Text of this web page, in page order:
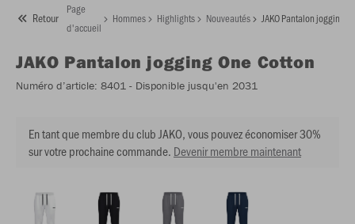
Retour
Page
d'accueil
Hommes Highlights Nouveautés JAKO Pantalon jogging
JAKO Pantalon jogging One Cotton
Numéro d’article: 8401 - Disponible jusqu'en 2031
En tant que membre du club JAKO, vous pouvez économiser 30%
sur votre prochaine commande. Devenir membre maintenant